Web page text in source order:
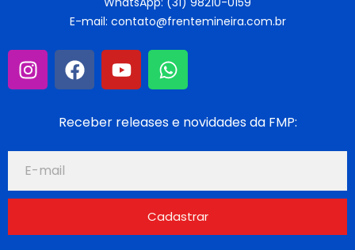
E-mail: contato@frentemineira.com.br
Receber releases e novidades da FMP:
Cadastrar